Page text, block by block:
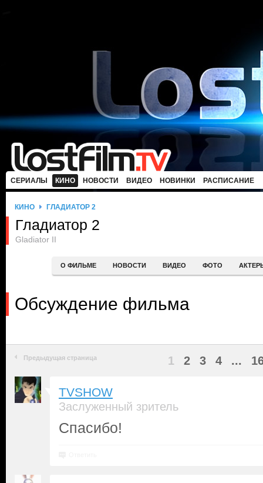
СЕРИАЛЫ КИНО НОВОСТИ ВИДЕО НОВИНКИ РАСПИСАНИЕ
КИНО ГЛАДИАТОР 2
Гладиатор 2
Gladiator II
О ФИЛЬМЕ НОВОСТИ ВИДЕО ФОТО
Обсуждение фильма
Предыдущая страница 1 2 3 4 ...
TVSHOW
Заслуженный зритель
Спасибо!